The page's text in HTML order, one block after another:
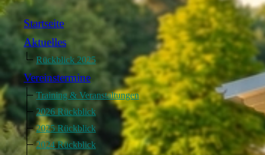
Startseite
Aktuelles
Rückblick 2025
Vereinstermine
Training & Veranstaltungen
2026 Rückblick
2025 Rückblick
2024 Rückblick